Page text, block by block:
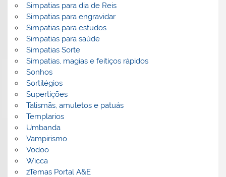
Simpatias para dia de Reis
Simpatias para engravidar
Simpatias para estudos
Simpatias para saúde
Simpatias Sorte
Simpatias, magias e feitiços rápidos
Sonhos
Sortilégios
Supertições
Talismãs, amuletos e patuás
Templarios
Umbanda
Vampirismo
Vodoo
Wicca
zTemas Portal A&E